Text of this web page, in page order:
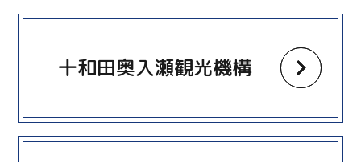
十和田奥入瀬観光機構
more
more